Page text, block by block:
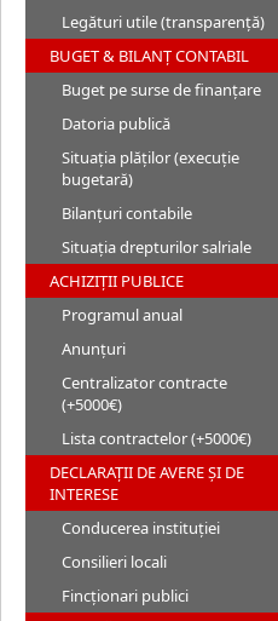
Legături utile (transparență)
BUGET & BILANȚ CONTABIL
Buget pe surse de finanțare
Datoria publică
Situația plăților (execuție
bugetară)
Bilanțuri contabile
Situația drepturilor salriale
ACHIZIȚII PUBLICE
Programul anual
Anunțuri
Centralizator contracte
(+5000€)
Lista contractelor (+5000€)
DECLARAȚII DE AVERE ȘI DE
INTERESE
Conducerea instituției
Consilieri locali
Fincționari publici